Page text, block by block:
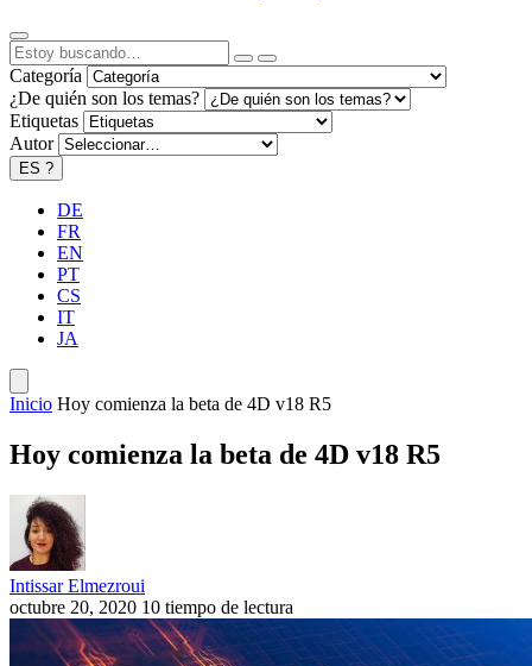
Categoría
¿De quién son los temas?
Etiquetas
Autor
ES ?
DE
FR
EN
PT
CS
IT
JA
Inicio Hoy comienza la beta de 4D v18 R5
Hoy comienza la beta de 4D v18 R5
Intissar Elmezroui
octubre 20, 2020 10 tiempo de lectura